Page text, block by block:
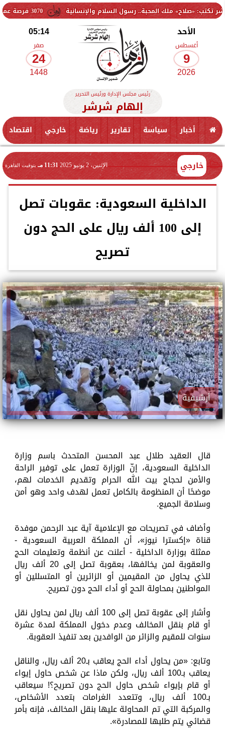
3070 فرصة عمل جديدة بالقطاع الخاص.. وظائف برواتب تصل إلى 9500 جنيه المحبة.. رسول السلام والإنسانية
الأحد
أغسطس
9
2026
05:14
صفر
24
1448
رئيس مجلس الإدارة ورئيس التحرير
إلهام شرشر
أخبار سياسة تقارير رياضة خارجي اقتصاد
خارجي الإثنين، 2 يونيو 2025 11:31 مـ بتوقيت القاهرة
الداخلية السعودية: عقوبات تصل
إلى 100 ألف ريال على الحج دون
تصريح
أرشيفية
قال العقيد طلال عبد المحسن المتحدث باسم وزارة
الداخلية السعودية، إنّ الوزارة تعمل على توفير الراحة
والأمن لحجاج بيت الله الحرام وتقديم الخدمات لهم،
موضحًا أن المنظومة بالكامل تعمل لهدف واحد وهو أمن
وسلامة الجميع.
وأضاف في تصريحات مع الإعلامية آية عبد الرحمن موفدة
قناة «إكسترا نيوز»، أن المملكة العربية السعودية -
ممثلة بوزارة الداخلية - أعلنت عن أنظمة وتعليمات الحج
والعقوبة لمن يخالفها، بعقوبة تصل إلى 20 ألف ريال
للذي يحاول من المقيمين أو الزائرين أو المتسللين أو
المواطنين بمحاولة الحج أو أداء الحج دون تصريح.
وأشار إلى عقوبة تصل إلى 100 ألف ريال لمن يحاول نقل
أو قام بنقل المخالف وعدم دخول المملكة لمدة عشرة
سنوات للمقيم والزائر من الوافدين بعد تنفيذ العقوبة.
وتابع: «من يحاول أداء الحج يعاقب بـ20 ألف ريال، والناقل
يعاقب بـ100 ألف ريال، ولكن ماذا عن شخص حاول إيواء
أو قام بإيواء شخص حاول الحج دون تصريح؟! سيعاقب
بـ100 ألف ريال، وتتعدد الغرامات بتعدد الأشخاص،
والمركبة التي تم المحاولة عليها بنقل المخالف، فإنه بأمر
قضائي يتم طلبها للمصادرة».